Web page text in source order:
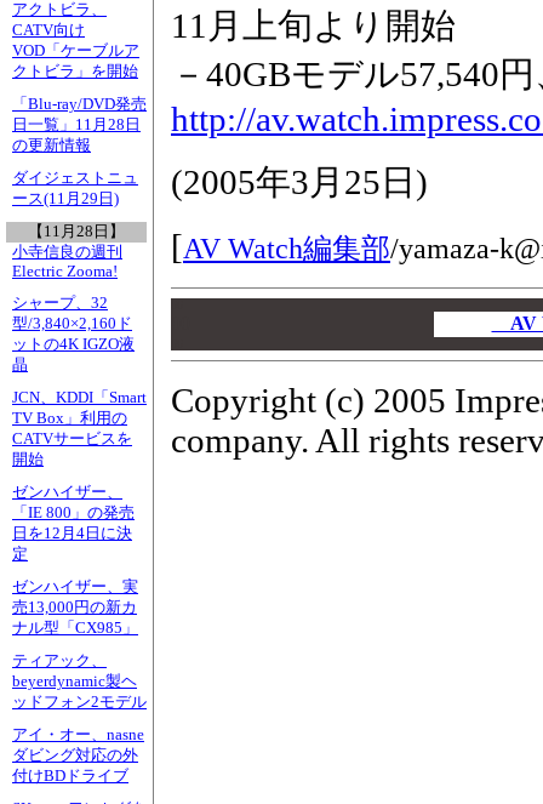
アクトビラ、
CATV向け
VOD「ケーブルア
クトビラ」を開始
「Blu-ray/DVD発売
日一覧」11月28日
の更新情報
ダイジェストニュ
ース(11月29日)
【11月28日】
小寺信良の週刊
Electric Zooma!
シャープ、32
型/3,840×2,160ド
ットの4K IGZO液
晶
JCN、KDDI「Smart
TV Box」利用の
CATVサービスを
開始
ゼンハイザー、
「IE 800」の発売
日を12月4日に決
定
ゼンハイザー、実
売13,000円の新カ
ナル型「CX985」
ティアック、
beyerdynamic製ヘ
ッドフォン2モデル
アイ・オー、nasne
ダビング対応の外
付けBDドライブ
11月上旬より開始
－40GBモデル57,540
http://
(2005年3月25日 )
[AV Watch編集部/yamaza-
AV
Copyright (c) 2005
company. All rights